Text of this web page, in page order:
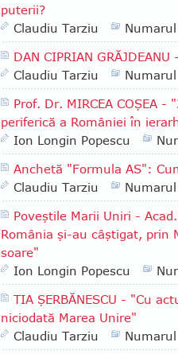
puterii?
Claudiu Tarziu
DAN CIPRIAN
Claudiu Tarziu
Prof. Dr. MIRCEA COŞEA
periferică a României în
Ion Longin Popescu
Anchetă "Formula AS":
Claudiu Tarziu
Poveştile Marii Uniri -
România şi-au câştigat, prin
soare"
Ion Longin Popescu
TIA ŞERBĂNESCU - "Cu
niciodată Marea Unire"
Claudiu Tarziu